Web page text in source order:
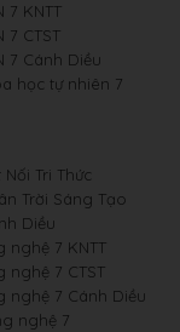
7 KNTT
7 CTST
7 Cánh Diều
học tự nhiên 7
Tri Thức
Trời Sáng Tạo
Diều
nghệ 7 KNTT
nghệ 7 CTST
nghệ 7 Cánh Diều
nghệ 7